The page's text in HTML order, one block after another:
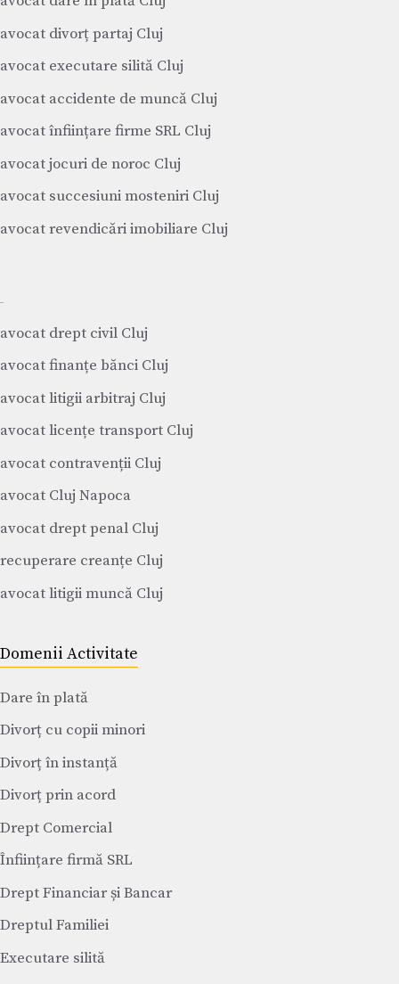
avocat divorț partaj Cluj
avocat executare silită Cluj
avocat accidente de muncă Cluj
avocat înființare firme SRL Cluj
avocat jocuri de noroc Cluj
avocat succesiuni mosteniri Cluj
avocat revendicări imobiliare Cluj
avocat drept civil Cluj
avocat finanțe bănci Cluj
avocat litigii arbitraj Cluj
avocat licențe transport Cluj
avocat contravenții Cluj
avocat Cluj Napoca
avocat drept penal Cluj
recuperare creanțe Cluj
avocat litigii muncă Cluj
Domenii Activitate
Dare în plată
Divorț cu copii minori
Divorț în instanță
Divorț prin acord
Drept Comercial
Înființare firmă SRL
Drept Financiar și Bancar
Dreptul Familiei
Executare silită